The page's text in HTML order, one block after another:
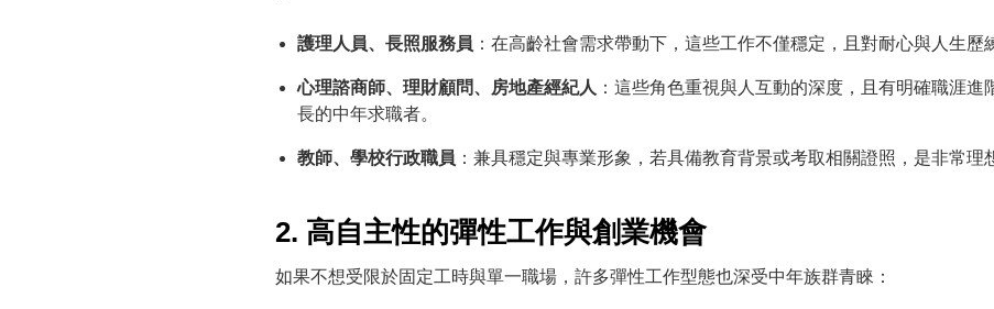
護理人員、長照服務員 ：在高齡社會需求帶動下，這些工作不僅穩定，且對耐心與人生歷
心理諮商師、理財顧問、房地產經紀人 ：這些角色重視與人互動的深度，且有明確職涯
長的中年求職者。
教師、學校行政職員 ：兼具穩定與專業形象，若具備教育背景或考取相關證照，是非常理
2. 高自主性的彈性工作與創業機會
如果不想受限於固定工時與單一職場，許多彈性工作型態也深受中年族群青睞：